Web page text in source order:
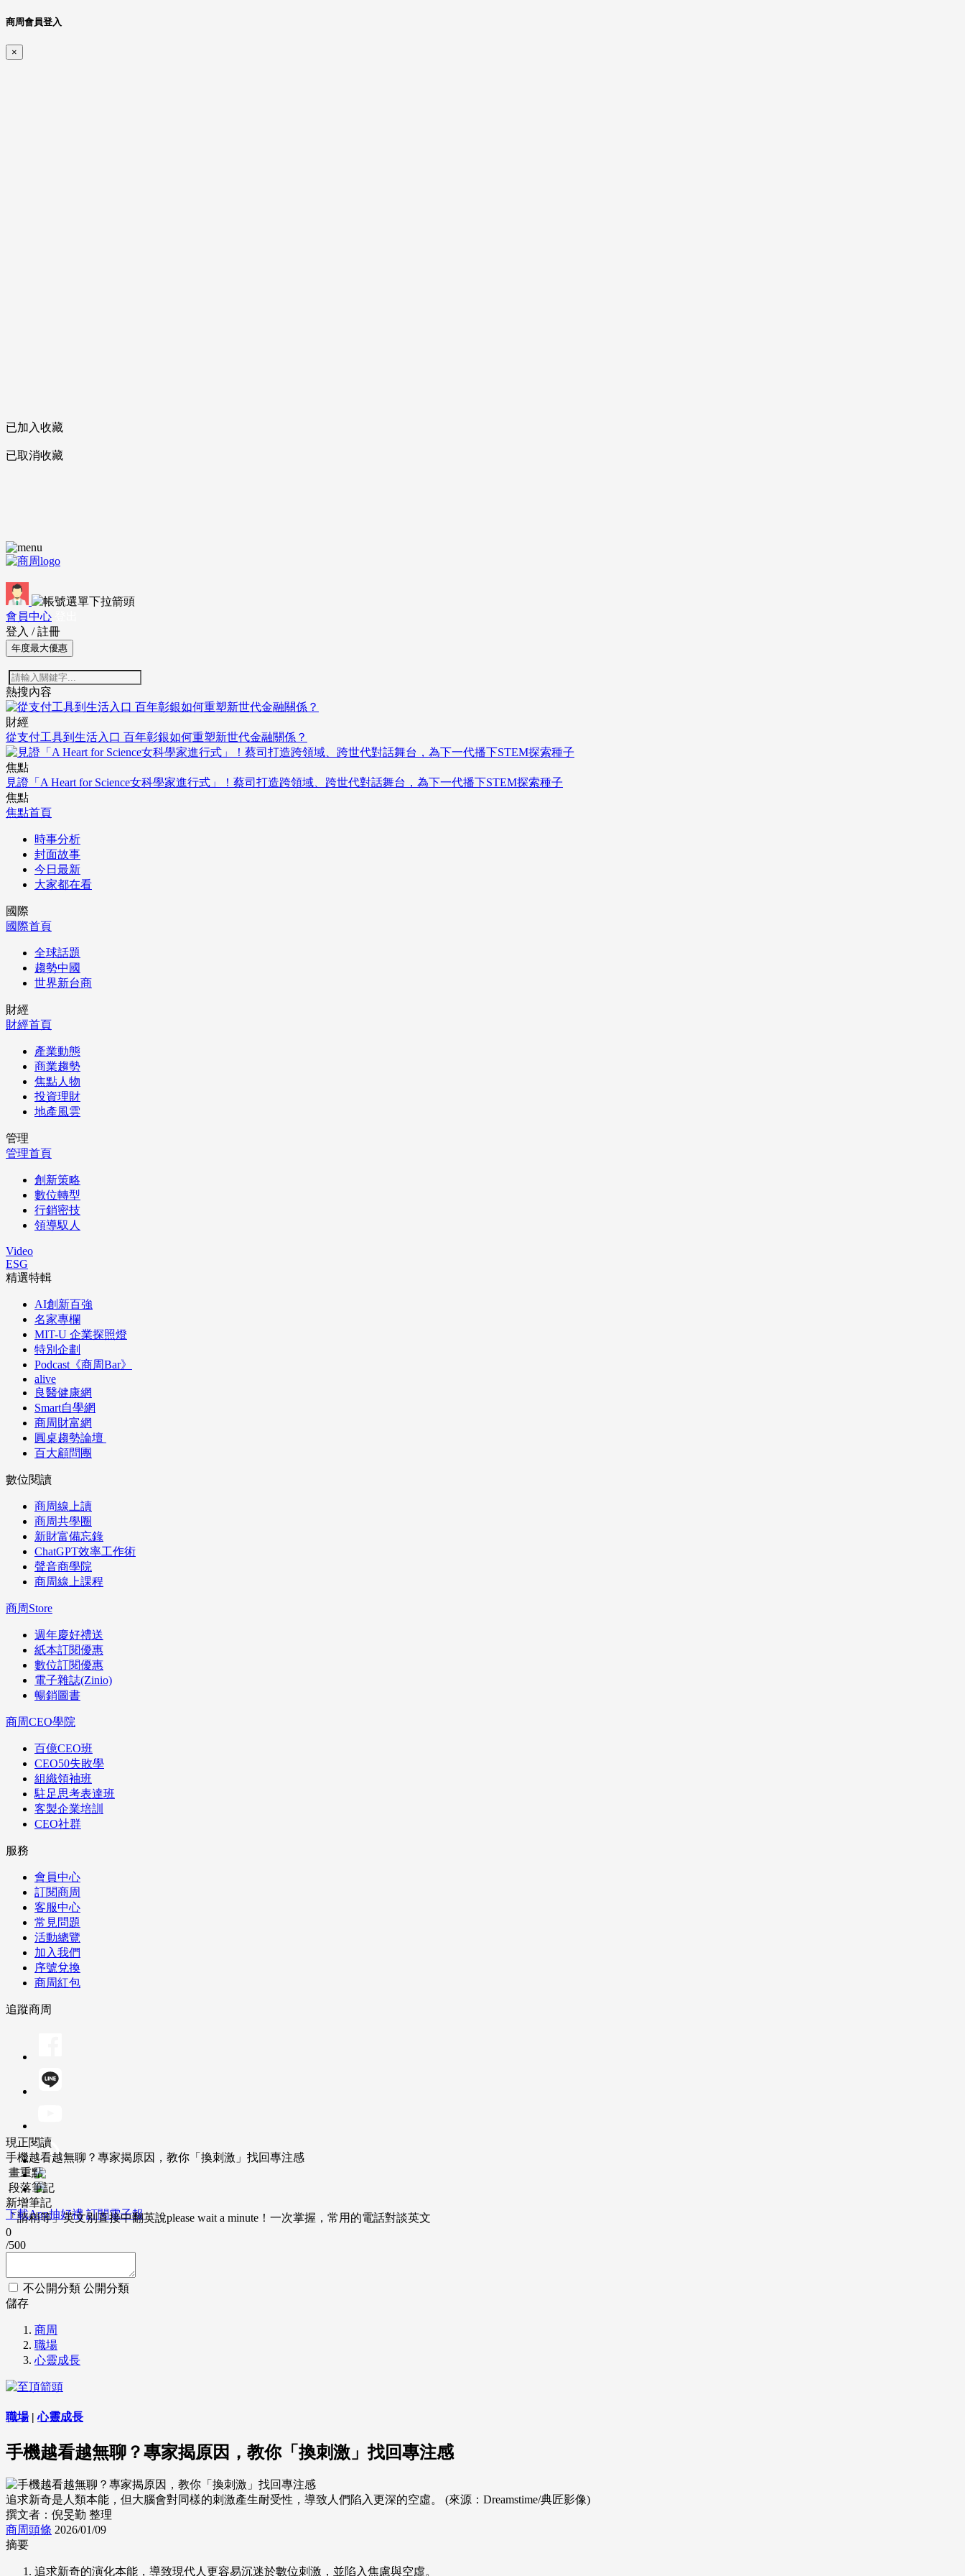
商周會員登入
×
已加入收藏
已取消收藏
會員中心
登入 / 註冊
年度最大優惠
熱搜內容
財經
從支付工具到生活入口 百年彰銀如何重塑新世代金融關係？
焦點
見證「A Heart for Science女科學家進行式」！蔡司打造跨領域、跨世代對話舞台，為下一代播下STEM探索種子
焦點
焦點首頁
時事分析
封面故事
今日最新
大家都在看
國際
國際首頁
全球話題
趨勢中國
世界新台商
財經
財經首頁
產業動態
商業趨勢
焦點人物
投資理財
地產風雲
管理
管理首頁
創新策略
數位轉型
行銷密技
領導馭人
Video
ESG
精選特輯
AI創新百強
名家專欄
MIT-U 企業探照燈
特別企劃
Podcast《商周Bar》
alive
良醫健康網
Smart自學網
商周財富網
圓桌趨勢論壇
百大顧問團
數位閱讀
商周線上讀
商周共學圈
新財富備忘錄
ChatGPT效率工作術
聲音商學院
商周線上課程
商周Store
週年慶好禮送
紙本訂閱優惠
數位訂閱優惠
電子雜誌(Zinio)
暢銷圖書
商周CEO學院
百億CEO班
CEO50失敗學
組織領袖班
駐足思考表達班
客製企業培訓
CEO社群
服務
會員中心
訂閱商周
客服中心
常見問題
活動總覽
加入我們
序號兌換
商周紅包
追蹤商周
下載App抽好禮 訂閱電子報
現正閱讀
手機越看越無聊？專家揭原因，教你「換刺激」找回專注感
畫重點
段落筆記
新增筆記
「請稍等」英文別直接中翻英說please wait a minute！一次掌握，常用的電話對談英文
0
/500
不公開分類 公開分類
儲存
商周
職場
心靈成長
職場|心靈成長
手機越看越無聊？專家揭原因，教你「換刺激」找回專注感
追求新奇是人類本能，但大腦會對同樣的刺激產生耐受性，導致人們陷入更深的空虛。 (來源：Dreamstime/典匠影像)
撰文者：倪旻勤 整理
商周頭條 2026/01/09
摘要
追求新奇的演化本能，導致現代人更容易沉迷於數位刺激，並陷入焦慮與空虛。